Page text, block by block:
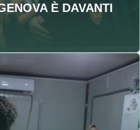
È DAVANTI